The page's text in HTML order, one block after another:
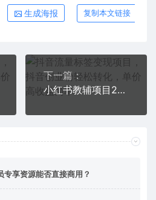
生成海报 复制本文链接
下一篇：
小红书教辅项目2023最新版：收益上限高（月2W+操作简单易上手）
享资源能否直接商用？